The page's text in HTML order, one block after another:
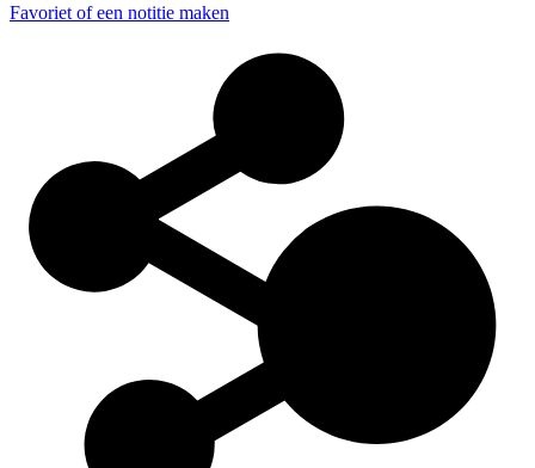
Favoriet of een notitie maken